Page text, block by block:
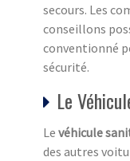
secours. Les
conseillons
conventionné
sécurité.
Le
Le véhicule
des autres